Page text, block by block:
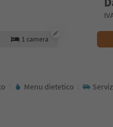
1 camera
Menu dietetico